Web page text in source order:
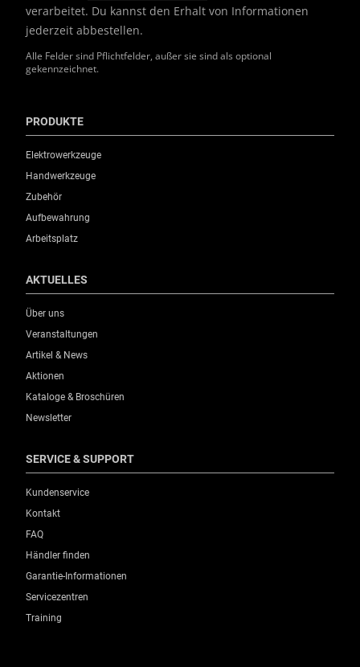
Alle Felder sind Pflichtfelder, außer sie sind als optional
gekennzeichnet.
verarbeitet. Du kannst den Erhalt von Informationen
jederzeit abbestellen.
PRODUKTE
Elektrowerkzeuge
Handwerkzeuge
Zubehör
Aufbewahrung
Arbeitsplatz
AKTUELLES
Über uns
Veranstaltungen
Artikel & News
Aktionen
Kataloge & Broschüren
Newsletter
SERVICE & SUPPORT
Kundenservice
Kontakt
FAQ
Händler finden
Garantie-Informationen
Servicezentren
Training